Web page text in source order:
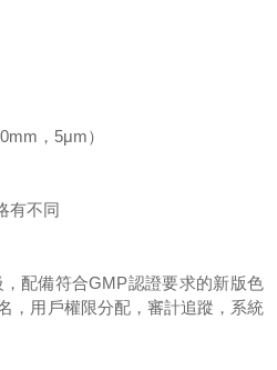
，5μm）
有不同
配備符合GMP認證要求的新版色
，用戶權限分配，審計追蹤，系統